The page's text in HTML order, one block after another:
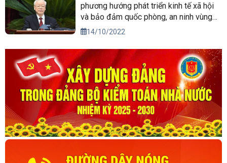
phương hướng phát triển kinh tế xã hội
và bảo đảm quốc phòng, an ninh vùng
Tây Nguyên đến năm 2030, tầm nhìn
14/10/2022